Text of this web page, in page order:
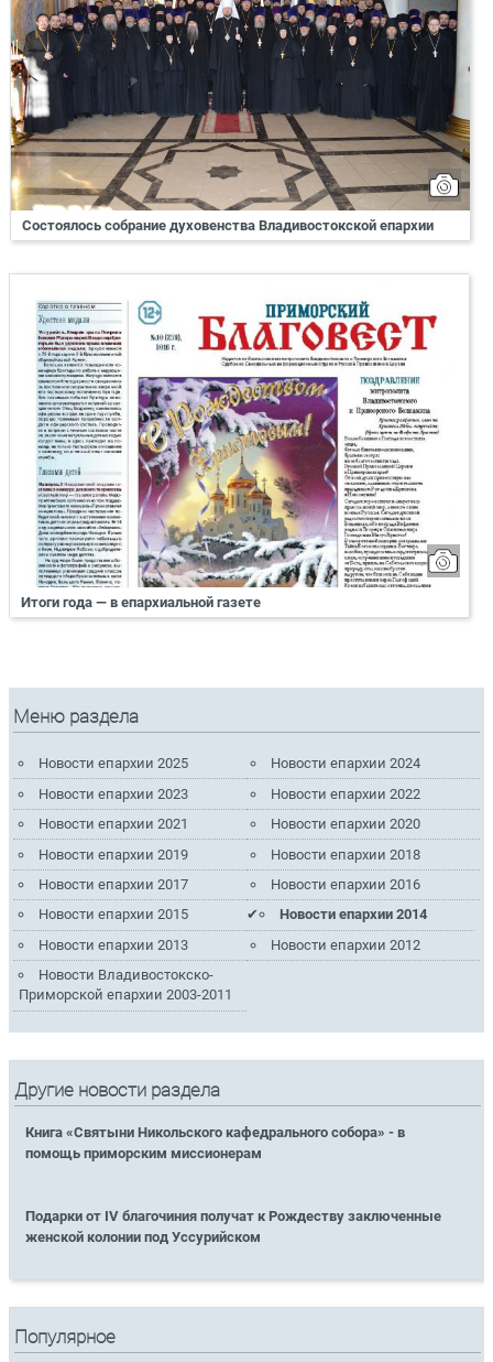
Состоялось собрание духовенства Владивостокской епархии
Итоги года — в епархиальной газете
Меню раздела
Новости епархии 2025
Новости епархии 2024
Новости епархии 2023
Новости епархии 2022
Новости епархии 2021
Новости епархии 2020
Новости епархии 2019
Новости епархии 2018
Новости епархии 2017
Новости епархии 2016
Новости епархии 2015
Новости епархии 2014
Новости епархии 2013
Новости епархии 2012
Новости Владивостокско-
Приморской епархии 2003-2011
Другие новости раздела
Книга «Святыни Никольского кафедрального собора» - в
помощь приморским миссионерам
Подарки от IV благочиния получат к Рождеству заключенные
женской колонии под Уссурийском
Популярное